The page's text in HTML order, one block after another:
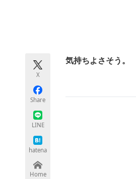
X
Share
LINE
hatena
Home
気持ちよさそう。